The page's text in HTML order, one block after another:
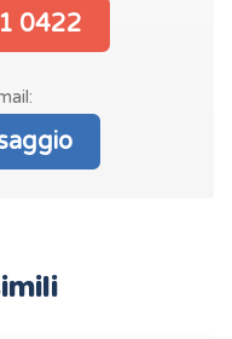
0422